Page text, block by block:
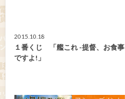
2015.10.18
１番くじ 「艦これ -提督、お食事
ですよ!」